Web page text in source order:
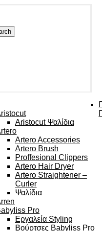
Aristocut Ψαλίδια
Artero Accessories
Artero Brush
Proffesional Clippers
Artero Hair Dryer
Artero Straightener –
Curler
Ψαλίδια
Pro
Εργαλεία Styling
Βούρτσες Babyliss Pro